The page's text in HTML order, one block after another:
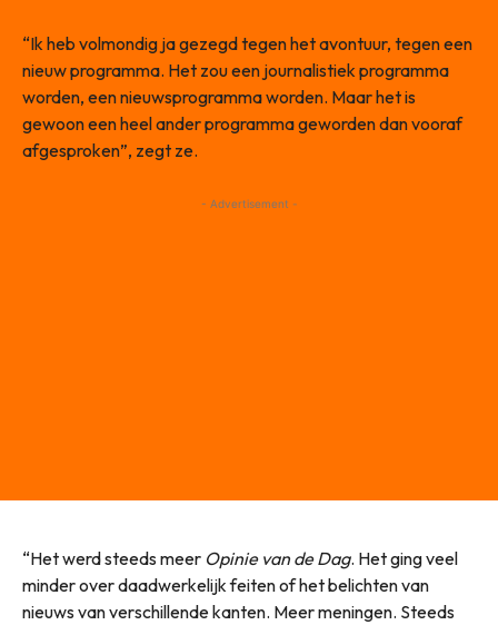
“Ik heb volmondig ja gezegd tegen het avontuur, tegen een
nieuw programma. Het zou een journalistiek programma
worden, een nieuwsprogramma worden. Maar het is
gewoon een heel ander programma geworden dan vooraf
afgesproken”, zegt ze.
- Advertisement -
“Het werd steeds meer Opinie van de Dag. Het ging veel
minder over daadwerkelijk feiten of het belichten van
nieuws van verschillende kanten. Meer meningen. Steeds